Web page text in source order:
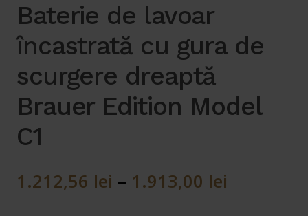
Baterie de lavoar
încastrată cu gura de
scurgere dreaptă
Brauer Edition Model
C1
1.212,56 lei – 1.913,00 lei